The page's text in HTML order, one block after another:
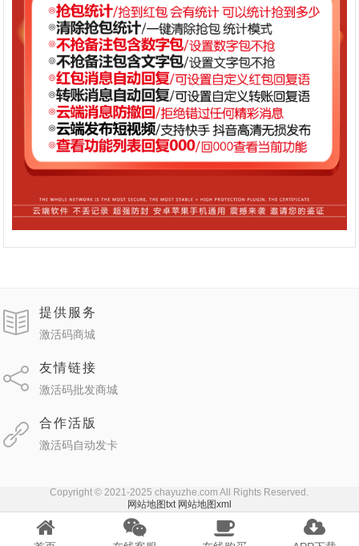
提供服务
激活码商城
友情链接
激活码批发商城
合作活版
激活码自动发卡
Copyright © 2021-2025 chayuzhe.com All Rights Reserved.
网站地图txt 网站地图xml